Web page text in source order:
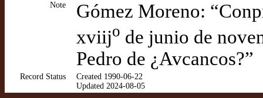
Note
Gómez Moreno:
xviijo de junio de
Pedro de ¿Avcancos?”
Record Status
Created 1990-06-22
Updated 2024-08-05